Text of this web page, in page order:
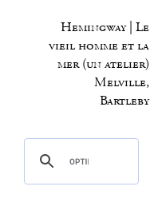
Hemingway | Le
vieil homme et la
mer (un atelier)
Melville,
Bartleby